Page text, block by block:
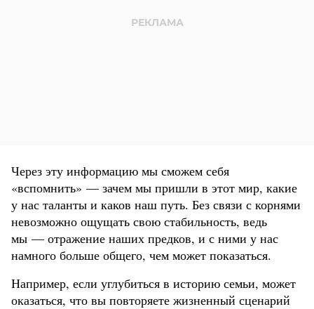
Через эту информацию мы сможем себя
«вспомнить» — зачем мы пришли в этот мир, какие
у нас таланты и каков наш путь. Без связи с корнями
невозможно ощущать свою стабильность, ведь
мы — отражение наших предков, и с ними у нас
намного больше общего, чем может показаться.
Например, если углубиться в историю семьи, может
оказаться, что вы повторяете жизненный сценарий